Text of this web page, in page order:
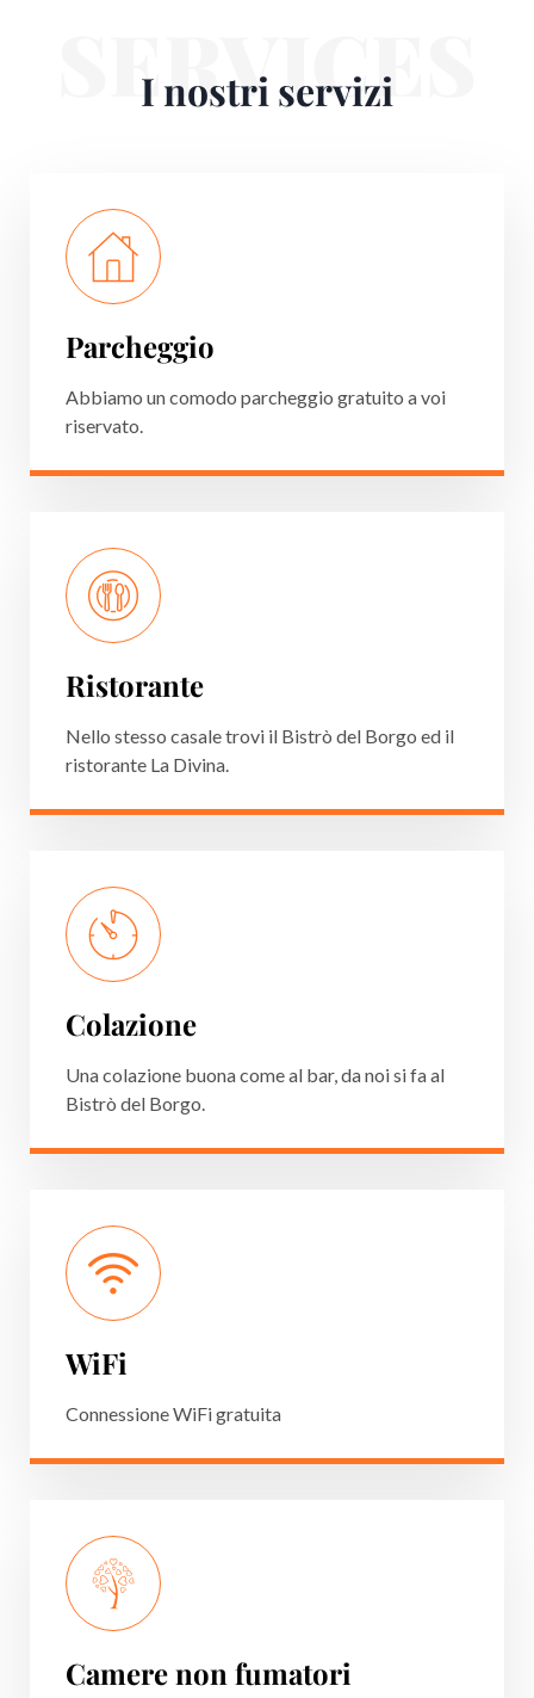
SERVICES
I nostri servizi
Parcheggio
Abbiamo un comodo parcheggio gratuito a voi
riservato.
Ristorante
Nello stesso casale trovi il Bistrò del Borgo ed il
ristorante La Divina.
Colazione
Una colazione buona come al bar, da noi si fa al
Bistrò del Borgo.
WiFi
Connessione WiFi gratuita
Camere non fumatori